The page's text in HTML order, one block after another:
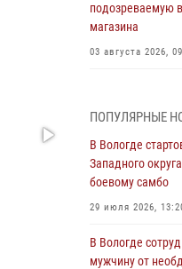
подозреваемую
магазина
03 августа 2026,
округа
самбо
03 августа 2026,
ЗА МИНУВШУЮ
В ВОЛОГОДСКОЙ
ПОПУЛЯРНЫЕ
В Вологде
Западного
боевому самбо
29 июля 2026,
В Вологде
мужчину от